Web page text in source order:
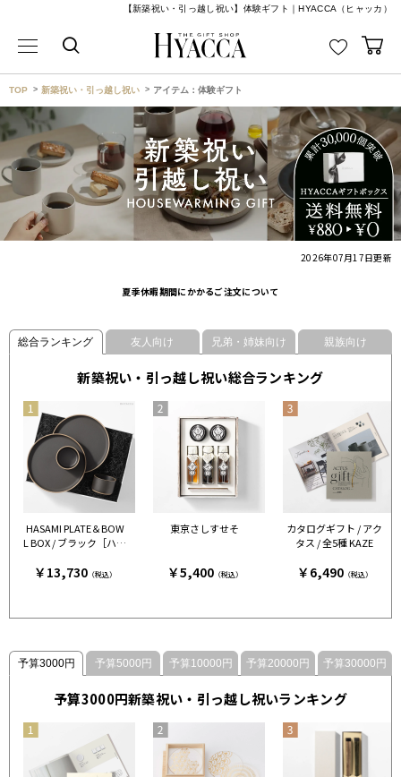
【新築祝い・引っ越し祝い】体験ギフト｜HYACCA（ヒャッカ）
TOP 新築祝い・引っ越し祝い アイテム：体験ギフト
2026年07月17日更新
夏季休暇期間にかかるご注文について
総合ランキング 友人向け 兄弟・姉妹向け 親族向け
新築祝い・引っ越し祝い総合ランキング
HASAMI PLATE＆BOW
L BOX / ブラック［ハサ
￥13,730（税込）
東京さしすせそ
￥5,400（税込）
カタログギフト / アク
タス / 全5種 KAZE
￥6,490（税込）
予算3000円 予算5000円 予算10000円 予算20000円 予算30000円
予算3000円新築祝い・引っ越し祝いランキング